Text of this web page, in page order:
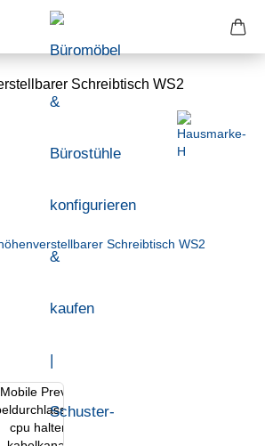
Schreibtisch WS2